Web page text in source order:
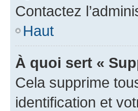
Contactez
Haut
À quoi sert «
Cela supprime
identification et